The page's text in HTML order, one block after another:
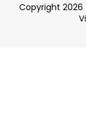
Copyright 2026